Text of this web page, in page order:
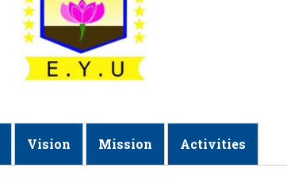
Vision Mission Activities